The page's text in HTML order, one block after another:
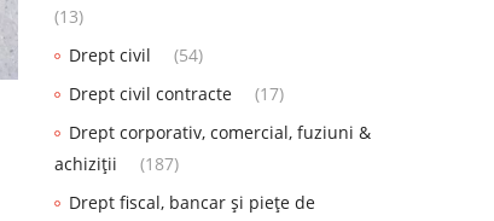
(13)
Drept civil
(54)
Drept civil contracte
(17)
Drept corporativ, comercial, fuziuni &
achiziții
(187)
Drept fiscal, bancar și piețe de